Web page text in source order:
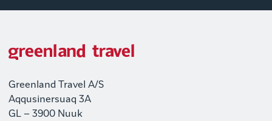
Greenland Travel A/S
Aqqusinersuaq 3A
GL – 3900 Nuuk